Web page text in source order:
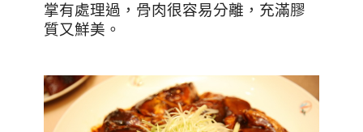
掌有處理過，骨肉很容易分離，充滿膠
質又鮮美。